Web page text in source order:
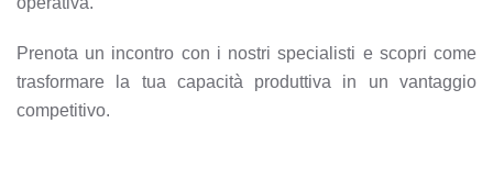
Prenota un incontro con i nostri specialisti e scopri come
trasformare la tua capacità produttiva in un vantaggio
competitivo.